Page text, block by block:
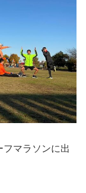
フマラソンに出